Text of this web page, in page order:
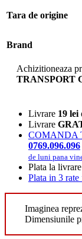
Tara de origine
Brand
Achizitioneaza
TRANSPORT
Livrare 19 lei
Livrare
COMANDA
0769.096.096
de luni pana
Plata la
Plata in 3 rate
Imaginea
Dimensiunile